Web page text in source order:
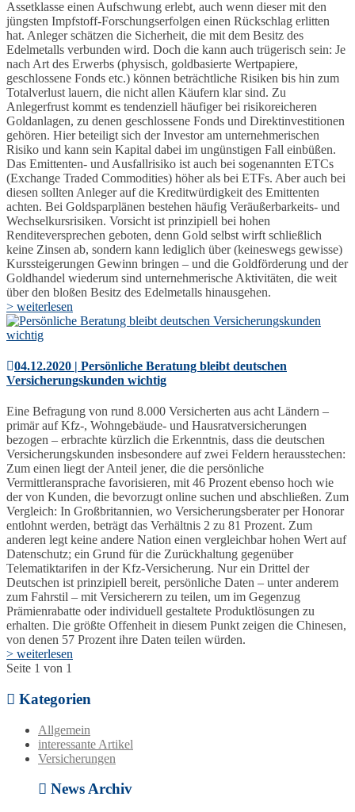
Assetklasse einen Aufschwung erlebt, auch wenn dieser mit den
jüngsten Impfstoff-Forschungserfolgen einen Rückschlag erlitten
hat. Anleger schätzen die Sicherheit, die mit dem Besitz des
Edelmetalls verbunden wird. Doch die kann auch trügerisch sein: Je
nach Art des Erwerbs (physisch, goldbasierte Wertpapiere,
geschlossene Fonds etc.) können beträchtliche Risiken bis hin zum
Totalverlust lauern, die nicht allen Käufern klar sind. Zu
Anlegerfrust kommt es tendenziell häufiger bei risikoreicheren
Goldanlagen, zu denen geschlossene Fonds und Direktinvestitionen
gehören. Hier beteiligt sich der Investor am unternehmerischen
Risiko und kann sein Kapital dabei im ungünstigen Fall einbüßen.
Das Emittenten- und Ausfallrisiko ist auch bei sogenannten ETCs
(Exchange Traded Commodities) höher als bei ETFs. Aber auch bei
diesen sollten Anleger auf die Kreditwürdigkeit des Emittenten
achten. Bei Goldsparplänen bestehen häufig Veräußerbarkeits- und
Wechselkursrisiken. Vorsicht ist prinzipiell bei hohen
Renditeversprechen geboten, denn Gold selbst wirft schließlich
keine Zinsen ab, sondern kann lediglich über (keineswegs gewisse)
Kurssteigerungen Gewinn bringen – und die Goldförderung und der
Goldhandel wiederum sind unternehmerische Aktivitäten, die weit
über den bloßen Besitz des Edelmetalls hinausgehen.
> weiterlesen
04.12.2020 | Persönliche Beratung bleibt deutschen
Versicherungskunden wichtig
Eine Befragung von rund 8.000 Versicherten aus acht Ländern –
primär auf Kfz-, Wohngebäude- und Hausratversicherungen
bezogen – erbrachte kürzlich die Erkenntnis, dass die deutschen
Versicherungskunden insbesondere auf zwei Feldern herausstechen:
Zum einen liegt der Anteil jener, die die persönliche
Vermittleransprache favorisieren, mit 46 Prozent ebenso hoch wie
der von Kunden, die bevorzugt online suchen und abschließen. Zum
Vergleich: In Großbritannien, wo Versicherungsberater per Honorar
entlohnt werden, beträgt das Verhältnis 2 zu 81 Prozent. Zum
anderen legt keine andere Nation einen vergleichbar hohen Wert auf
Datenschutz; ein Grund für die Zurückhaltung gegenüber
Telematiktarifen in der Kfz-Versicherung. Nur ein Drittel der
Deutschen ist prinzipiell bereit, persönliche Daten – unter anderem
zum Fahrstil – mit Versicherern zu teilen, um im Gegenzug
Prämienrabatte oder individuell gestaltete Produktlösungen zu
erhalten. Die größte Offenheit in diesem Punkt zeigen die Chinesen,
von denen 57 Prozent ihre Daten teilen würden.
> weiterlesen
Seite 1 von 1
Kategorien
Allgemein
interessante Artikel
Versicherungen
News Archiv